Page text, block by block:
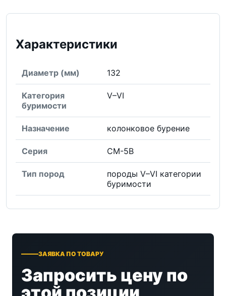
Характеристики
Диаметр (мм) 132
Категория
буримости
V–VI
Назначение колонковое бурение
Серия СМ-5В
Тип пород
породы V–VI категории
буримости
ЗАЯВКА ПО ТОВАРУ
Запросить цену по